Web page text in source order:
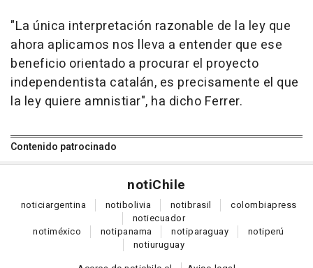
"La única interpretación razonable de la ley que
ahora aplicamos nos lleva a entender que ese
beneficio orientado a procurar el proyecto
independentista catalán, es precisamente el que
la ley quiere amnistiar", ha dicho Ferrer.
Contenido patrocinado
notiChile
noticiargentina notibolivia notibrasil colombiapress
notiecuador
notiméxico notipanama notiparaguay notiperú
notiuruguay